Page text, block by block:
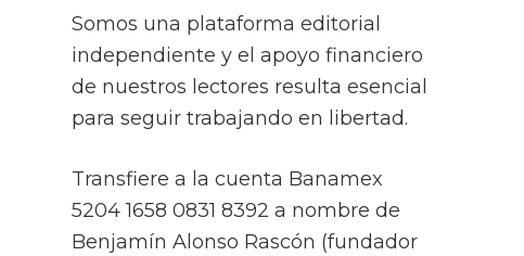
Somos una plataforma editorial
independiente y el apoyo financiero
de nuestros lectores resulta esencial
para seguir trabajando en libertad.
Transfiere a la cuenta Banamex
5204 1658 0831 8392 a nombre de
Benjamín Alonso Rascón (fundador